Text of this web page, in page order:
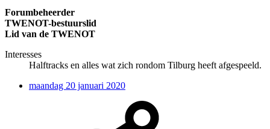
Forumbeheerder
TWENOT-bestuurslid
Lid van de TWENOT
Interesses
Halftracks en alles wat zich rondom Tilburg heeft afgespeeld.
maandag 20 januari 2020